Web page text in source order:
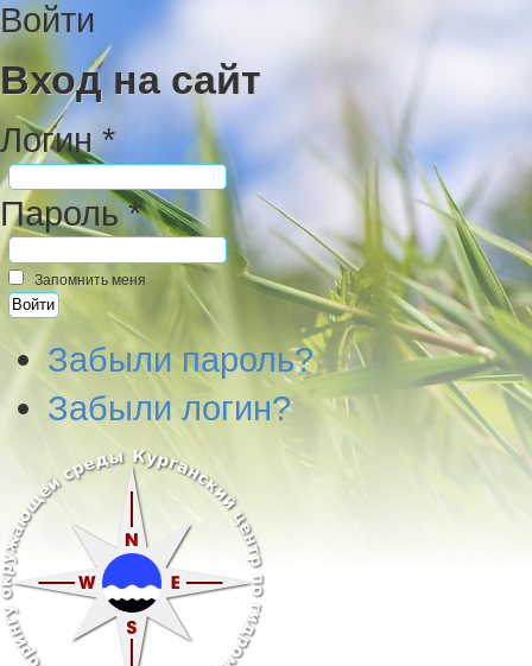
Войти
Вход на сайт
Логин *
Пароль *
Запомнить меня
Забыли пароль?
Забыли логин?